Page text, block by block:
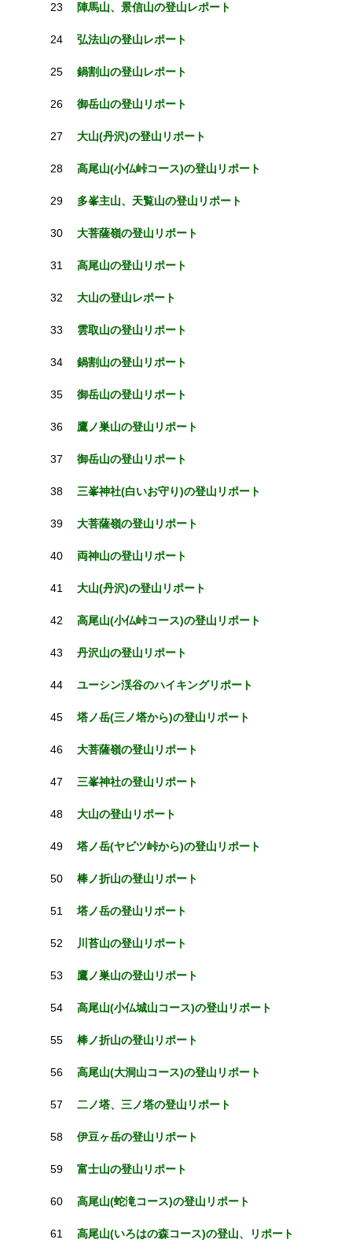
23 陣馬山、景信山の登山レポート
24 弘法山の登山レポート
25 鍋割山の登山レポート
26 御岳山の登山リポート
27 大山(丹沢)の登山リポート
28 高尾山(小仏峠コース)の登山リポート
29 多峯主山、天覧山の登山リポート
30 大菩薩嶺の登山リポート
31 高尾山の登山リポート
32 大山の登山レポート
33 雲取山の登山リポート
34 鍋割山の登山リポート
35 御岳山の登山リポート
36 鷹ノ巣山の登山リポート
37 御岳山の登山リポート
38 三峯神社(白いお守り)の登山リポート
39 大菩薩嶺の登山リポート
40 両神山の登山リポート
41 大山(丹沢)の登山リポート
42 高尾山(小仏峠コース)の登山リポート
43 丹沢山の登山リポート
44 ユーシン渓谷のハイキングリポート
45 塔ノ岳(三ノ塔から)の登山リポート
46 大菩薩嶺の登山リポート
47 三峯神社の登山リポート
48 大山の登山リポート
49 塔ノ岳(ヤビツ峠から)の登山リポート
50 棒ノ折山の登山リポート
51 塔ノ岳の登山リポート
52 川苔山の登山リポート
53 鷹ノ巣山の登山リポート
54 高尾山(小仏城山コース)の登山リポート
55 棒ノ折山の登山リポート
56 高尾山(大洞山コース)の登山リポート
57 二ノ塔、三ノ塔の登山リポート
58 伊豆ヶ岳の登山リポート
59 富士山の登山リポート
60 高尾山(蛇滝コース)の登山リポート
61 高尾山(いろはの森コース)の登山、リポート